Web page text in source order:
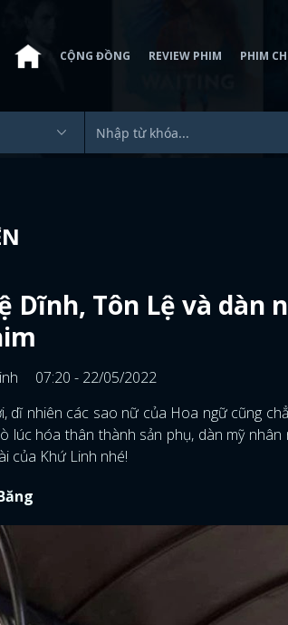
CỘNG ĐỒNG REVIEW PHIM PHIM
Dĩnh, Tôn Lệ và
07:20 - 22/05/2022
dĩ nhiên các sao nữ của Hoa ngữ cũng
lúc hóa thân thành sản phụ, dàn mỹ
của Khứ Linh nhé!